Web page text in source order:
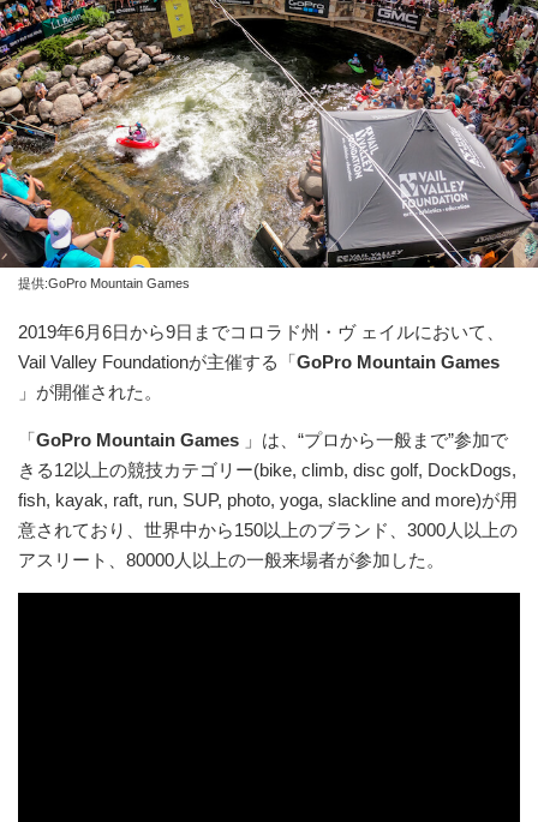
提供:GoPro Mountain Games
2019年6月6日から9日までコロラド州・ヴ ェイルにおいて、
Vail Valley Foundationが主催する「GoPro Mountain Games
」が開催された。
「GoPro Mountain Games 」は、“プロから一般まで”参加で
きる12以上の競技カテゴリー(bike, climb, disc golf, DockDogs,
fish, kayak, raft, run, SUP, photo, yoga, slackline and more)が用
意されており、世界中から150以上のブランド、3000人以上の
アスリート、80000人以上の一般来場者が参加した。